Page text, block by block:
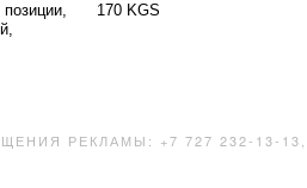
170 KGS
РЕКЛАМЫ: +7 727 232-13-13,